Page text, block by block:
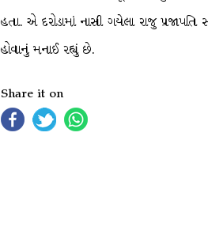
હતા. એ દરોડામાં નાસી ગયેલા રાજુ
હોવાનું મનાઈ રહ્યું છે.
Share it on